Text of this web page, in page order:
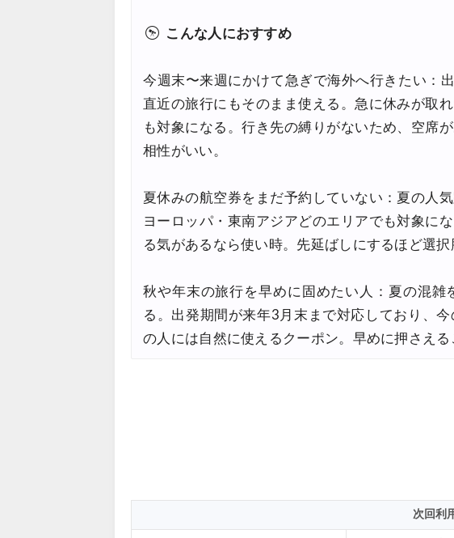
こんな人におすすめ
今週末〜来週にかけて急ぎで海外へ行きたい：
直近の旅行にもそのまま使える。急に休みが取
も対象になる。行き先の縛りがないため、空席
相性がいい。
夏休みの航空券をまだ予約していない：夏の人
ヨーロッパ・東南アジアどのエリアでも対象に
る気があるなら使い時。先延ばしにするほど選択
秋や年末の旅行を早めに固めたい人：夏の混雑
る。出発期間が来年3月末まで対応しており、
の人には自然に使えるクーポン。早めに押さえ
次回利